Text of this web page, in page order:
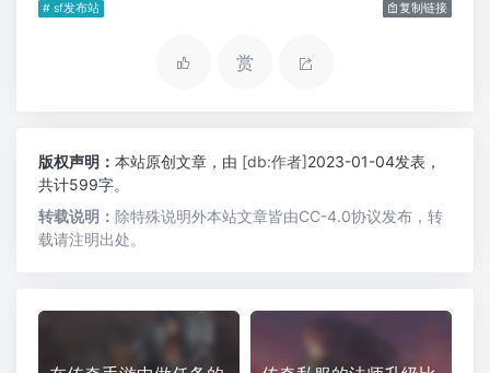
# sf发布站 复制链接
赏
版权声明： 本站原创文章，由 [db:作者]2023-01-04发表，
共计599字。
转载说明： 除特殊说明外本站文章皆由CC-4.0协议发布，转
载请注明出处。